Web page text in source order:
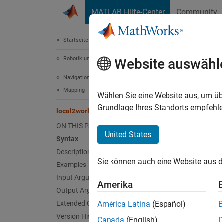
MATLAB Hilfe-Center Community
Startseite der Dokumentation
Robotik und autonome Systeme
Navigation Toolbox
Mapping
local2world
ON THIS PAGE
Syntax
Description
Examples
Input Arguments
Output Arguments
Extended Capabilities
Version History
xyWorld
Website
Wählen Sie eine Website aus, um
Grundlage Ihres Standorts
United States
Sie können auch eine Website aus
Amerika
América Latina (Español)
Canada (English)